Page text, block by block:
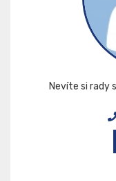
Nevíte si rady